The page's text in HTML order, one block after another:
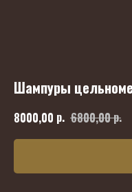
Шампуры
8000,00 р. 6800,00р.